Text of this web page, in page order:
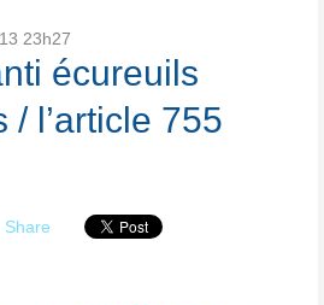
23h27
écureuils
/ l’article 755
Share